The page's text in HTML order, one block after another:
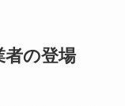
者の登場